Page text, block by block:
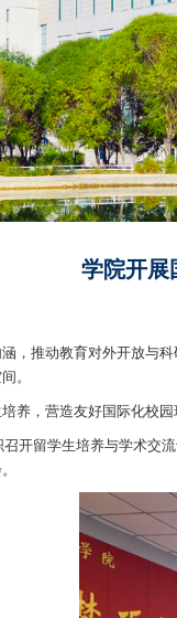
学
内涵，推动教育对外
空间。
生培养，营造友好国际
组织召开留学生培养与